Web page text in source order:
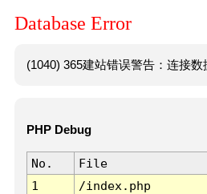
Database Error
(1040) 365建站错误警告：连接
PHP Debug
No. File
1
/index.php